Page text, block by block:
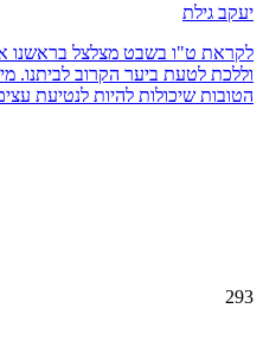
יעקב גילת
לקראת ט"ו בשבט מצלצל בראשנו
וללכת לטעת ביער הקרוב לביתנו.
הטובות שיכולות להיות לנטיעת
293